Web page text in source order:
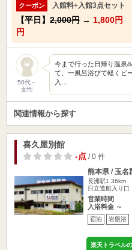
クーポン 入館料+入館3点セット
【平日】 2,000円 → 1,800円
円
50代～
女性
今まで行った日帰り温泉
て、一風呂浴びて軽くビ
入…
関連情報から探す
喜久屋別館
-点 / 0 件
熊本県 / 玉名
長洲駅1.36km
日立造船入り
営業時間
入浴料金 ～
宿泊 岩盤浴
楽天トラベル